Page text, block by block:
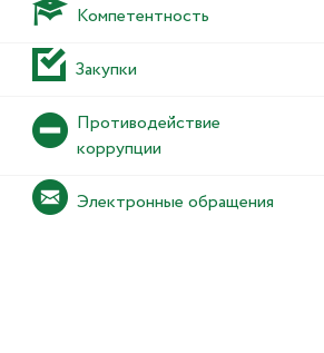
Компетентность
Закупки
Противодействие
коррупции
Электронные обращения